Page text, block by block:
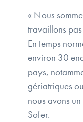
« Nous
travaillons
En temps
environ 30
pays,
gériatriques
nous avons
Sofer.